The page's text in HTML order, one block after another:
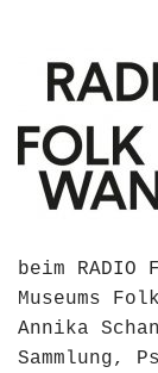
beim RADIO
Museums
Annika
Sammlung,